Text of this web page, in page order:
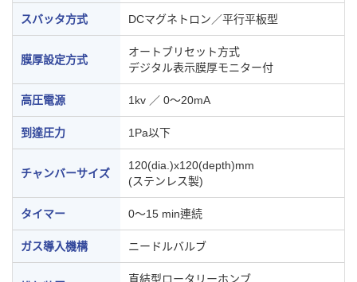
スバッタ方式 DCマグネトロン／平行平板型
膜厚設定方式
オートブリセット方式
デジタル表示膜厚モニター付
高圧電源 1kv ／ 0～20mA
到達圧力 1Pa以下
チャンバーサイズ
120(dia.)x120(depth)mm
(ステンレス製)
タイマー 0～15 min連続
ガス導入機構 ニードルバルブ
直結型ロータリーホンブ